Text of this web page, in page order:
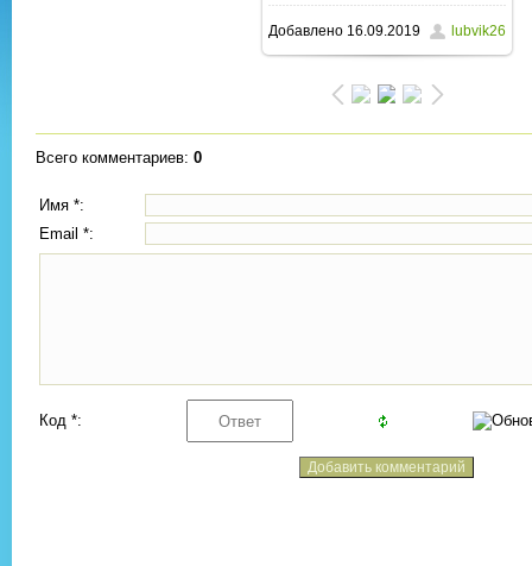
666x375/ 71.4Kb
Добавлено16.09.2019 lubvik26
Всего комментариев: 0
Имя *:
Email *:
Код *: